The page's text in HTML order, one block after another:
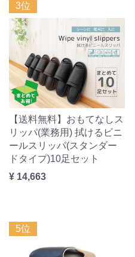
3位
【送料無料】おもてなしス
リッパ(業務用) 拭けるビニ
ールスリッパ(スタンダー
ドタイプ)10足セット
¥ 14,663
5位